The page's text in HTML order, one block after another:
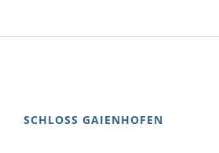
SCHLOSS GAIENHOFEN